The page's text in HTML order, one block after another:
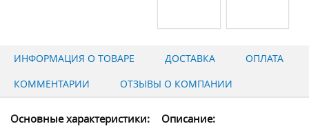
ИНФОРМАЦИЯ О ТОВАРЕ ДОСТАВКА
ОПЛАТА
КОММЕНТАРИИ
ОТЗЫВЫ О КОМПАНИИ
Основные характеристики: Описание: